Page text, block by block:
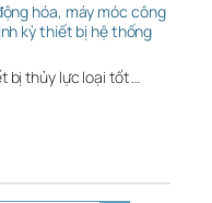
hóa, máy móc công
kỳ thiết bị hệ thống
bị thủy lực loại tốt …